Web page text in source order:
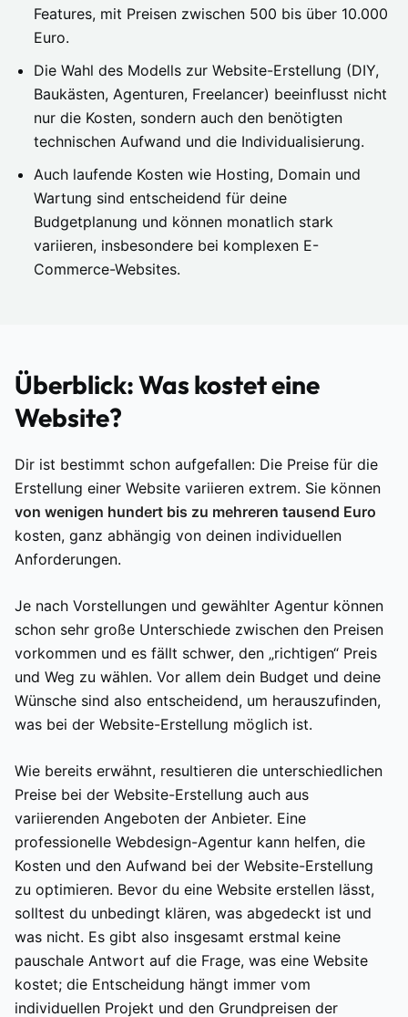
Features, mit Preisen zwischen 500 bis über 10.000
Euro.
Die Wahl des Modells zur Website-Erstellung (DIY,
Baukästen, Agenturen, Freelancer) beeinflusst nicht
nur die Kosten, sondern auch den benötigten
technischen Aufwand und die Individualisierung.
Auch laufende Kosten wie Hosting, Domain und
Wartung sind entscheidend für deine
Budgetplanung und können monatlich stark
variieren, insbesondere bei komplexen E-
Commerce-Websites.
Überblick: Was kostet eine
Website?
Dir ist bestimmt schon aufgefallen: Die Preise für die
Erstellung einer Website variieren extrem. Sie können
von wenigen hundert bis zu mehreren tausend Euro
kosten, ganz abhängig von deinen individuellen
Anforderungen.
Je nach Vorstellungen und gewählter Agentur können
schon sehr große Unterschiede zwischen den Preisen
vorkommen und es fällt schwer, den „richtigen“ Preis
und Weg zu wählen. Vor allem dein Budget und deine
Wünsche sind also entscheidend, um herauszufinden,
was bei der Website-Erstellung möglich ist.
Wie bereits erwähnt, resultieren die unterschiedlichen
Preise bei der Website-Erstellung auch aus
variierenden Angeboten der Anbieter. Eine
professionelle Webdesign-Agentur kann helfen, die
Kosten und den Aufwand bei der Website-Erstellung
zu optimieren. Bevor du eine Website erstellen lässt,
solltest du unbedingt klären, was abgedeckt ist und
was nicht. Es gibt also insgesamt erstmal keine
pauschale Antwort auf die Frage, was eine Website
kostet; die Entscheidung hängt immer vom
individuellen Projekt und den Grundpreisen der